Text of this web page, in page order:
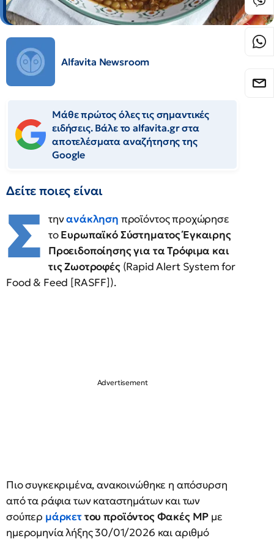
Alfavita Newsroom
Μάθε πρώτος όλες τις σημαντικές
ειδήσεις. Βάλε το alfavita.gr στα
αποτελέσματα αναζήτησης της
Google
Δείτε ποιες είναι
Σ τηνανάκληση προϊόντος προχώρησε
τοΕυρωπαϊκό Σύστηματος Έγκαιρης
Προειδοποίησης για τα Τρόφιμα και
τις Ζωοτροφές(Rapid Alert System for
Food & Feed [RASFF]).
Πιο συγκεκριμένα, ανακοινώθηκε η απόσυρση
από τα ράφια των καταστημάτων και των
σούπερ μάρκεττου προϊόντος Φακές MP με
ημερομηνία λήξης 30/01/2026 και αριθμό